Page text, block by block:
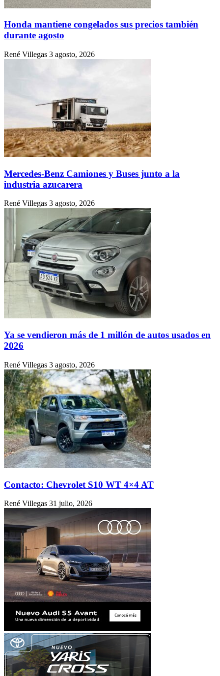
Honda mantiene congelados sus precios también
durante agosto
René Villegas 3 agosto, 2026
Mercedes-Benz Camiones y Buses junto a la
industria azucarera
René Villegas 3 agosto, 2026
Ya se vendieron más de 1 millón de autos usados en
2026
René Villegas 3 agosto, 2026
Contacto: Chevrolet S10 WT 4×4 AT
René Villegas 31 julio, 2026